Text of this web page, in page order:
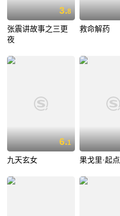
3.8
张震讲故事之三更
夜
救命解药
6.1
九天玄女 果戈里·起点